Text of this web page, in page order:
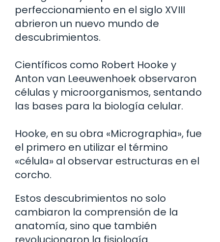
perfeccionamiento en el siglo XVIII
abrieron un nuevo mundo de
descubrimientos.
Científicos como Robert Hooke y
Anton van Leeuwenhoek observaron
células y microorganismos, sentando
las bases para la biología celular.
Hooke, en su obra «Micrographia», fue
el primero en utilizar el término
«célula» al observar estructuras en el
corcho.
Estos descubrimientos no solo
cambiaron la comprensión de la
anatomía, sino que también